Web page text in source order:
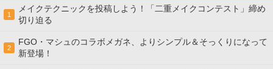
1
メイクテクニックを投稿しよう！「二重メイクコンテスト」締め
切り迫る
2
FGO・マシュのコラボメガネ、よりシンプル＆そっくりになって
新登場！